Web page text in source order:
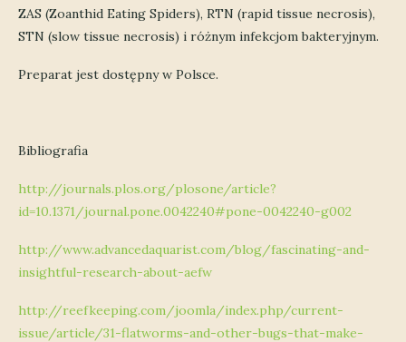
ZAS (Zoanthid Eating Spiders), RTN (rapid tissue necrosis),
STN (slow tissue necrosis) i różnym infekcjom bakteryjnym.
Preparat jest dostępny w Polsce.
Bibliografia
http://journals.plos.org/plosone/article?
id=10.1371/journal.pone.0042240#pone-0042240-g002
http://www.advancedaquarist.com/blog/fascinating-and-
insightful-research-about-aefw
http://reefkeeping.com/joomla/index.php/current-
issue/article/31-flatworms-and-other-bugs-that-make-